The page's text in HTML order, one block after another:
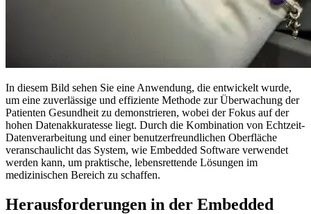
In diesem Bild sehen Sie eine Anwendung, die entwickelt wurde,
um eine zuverlässige und effiziente Methode zur Überwachung der
Patienten Gesundheit zu demonstrieren, wobei der Fokus auf der
hohen Datenakkuratesse liegt. Durch die Kombination von Echtzeit-
Datenverarbeitung und einer benutzerfreundlichen Oberfläche
veranschaulicht das System, wie Embedded Software verwendet
werden kann, um praktische, lebensrettende Lösungen im
medizinischen Bereich zu schaffen.
Herausforderungen in der Embedded